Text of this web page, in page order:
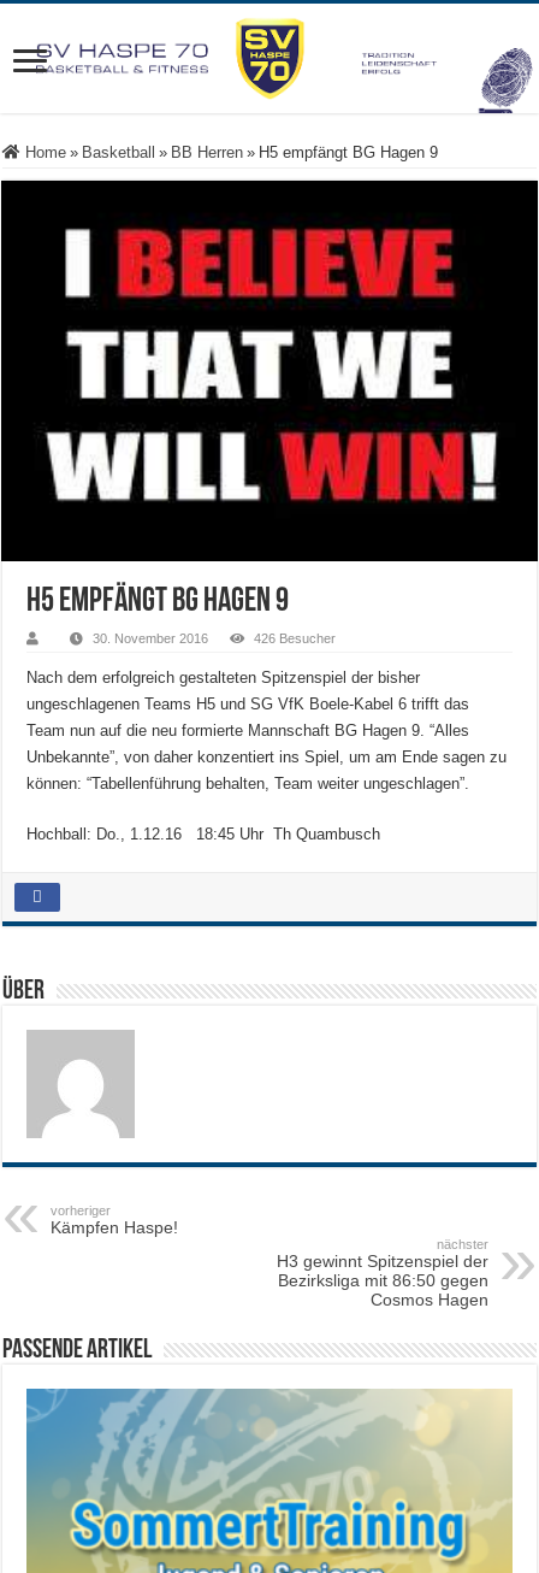
Home » Basketball » BB Herren » H5 empfängt BG Hagen 9
H5 empfängt BG Hagen 9
30. November 2016 426 Besucher
Nach dem erfolgreich gestalteten Spitzenspiel der bisher
ungeschlagenen Teams H5 und SG VfK Boele-Kabel 6 trifft das
Team nun auf die neu formierte Mannschaft BG Hagen 9. “Alles
Unbekannte”, von daher konzentiert ins Spiel, um am Ende sagen zu
können: “Tabellenführung behalten, Team weiter ungeschlagen”.
Hochball: Do., 1.12.16 18:45 Uhr Th Quambusch
Über
vorheriger
Kämpfen Haspe!
nächster
H3 gewinnt Spitzenspiel der
Bezirksliga mit 86:50 gegen
Cosmos Hagen
Passende Artikel